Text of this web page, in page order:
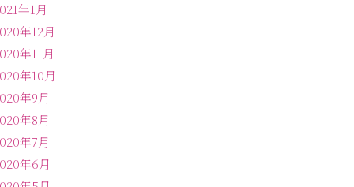
年1月
年12月
年11月
年10月
年9月
年8月
年7月
年6月